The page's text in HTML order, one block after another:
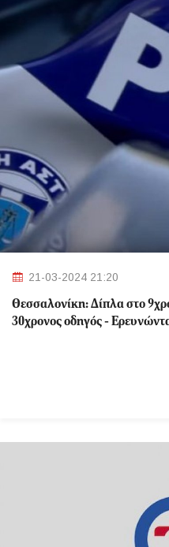
21-03-2024 21:20
Θεσσαλονίκη: Δίπλα στο
30χρονος οδηγός -